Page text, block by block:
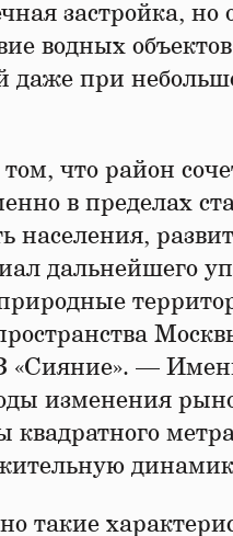
застройка,
водных
даже при
что район
в пределах
населения,
дальнейшего
—
изменения
такие